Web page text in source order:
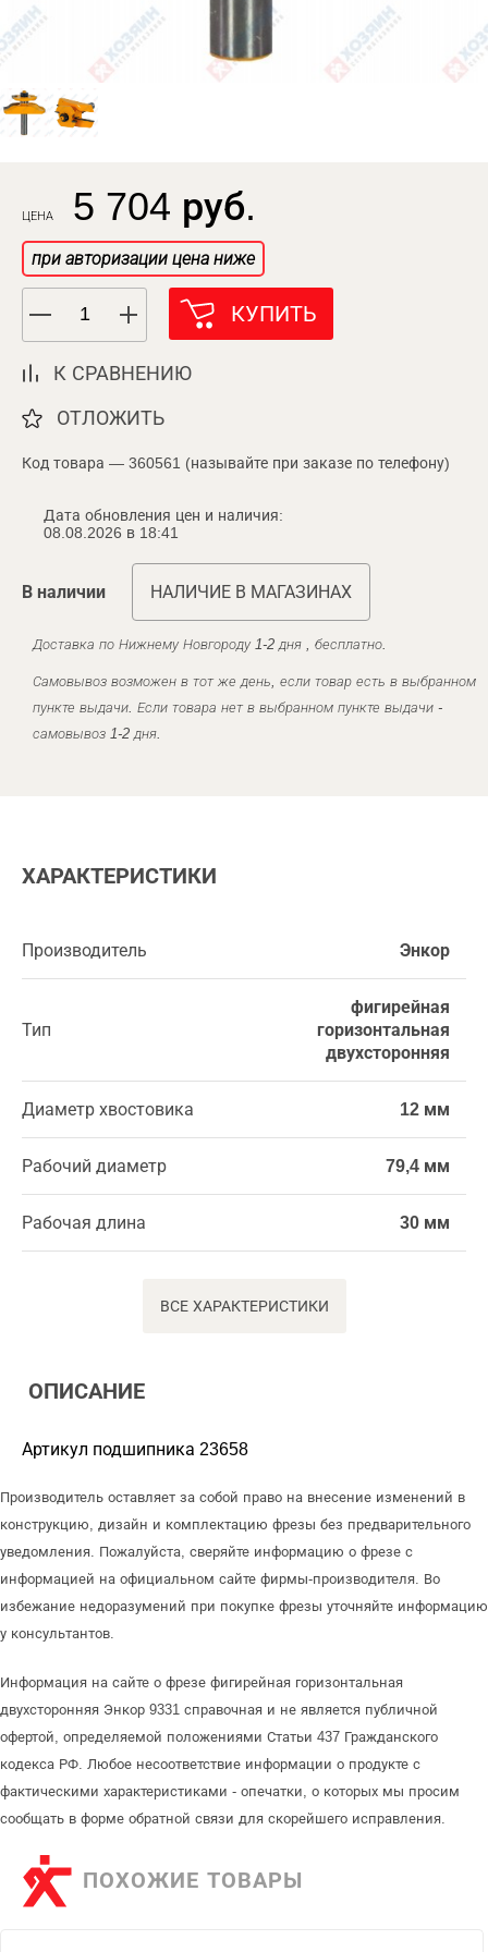
ЦЕНА 5 704 руб.
при авторизации цена ниже
КУПИТЬ
К СРАВНЕНИЮ
ОТЛОЖИТЬ
Код товара — 360561 (называйте при заказе по телефону)
Дата обновления цен и наличия:
08.08.2026 в 18:41
В наличии НАЛИЧИЕ В МАГАЗИНАХ
Доставка по Нижнему Новгороду 1-2 дня , бесплатно.
Самовывоз возможен в тот же день, если товар есть в выбранном
пункте выдачи. Если товара нет в выбранном пункте выдачи -
самовывоз 1-2 дня.
ХАРАКТЕРИСТИКИ
Производитель Энкор
Тип
фигирейная
горизонтальная
двухсторонняя
Диаметр хвостовика 12 мм
Рабочий диаметр 79,4 мм
Рабочая длина 30 мм
ВСЕ ХАРАКТЕРИСТИКИ
ОПИСАНИЕ
Артикул подшипника 23658
Производитель оставляет за собой право на внесение изменений в
конструкцию, дизайн и комплектацию фрезы без предварительного
уведомления. Пожалуйста, сверяйте информацию о фрезе с
информацией на официальном сайте фирмы-производителя. Во
избежание недоразумений при покупке фрезы уточняйте информацию
у консультантов.
Информация на сайте о фрезе фигирейная горизонтальная
двухсторонняя Энкор 9331 справочная и не является публичной
офертой, определяемой положениями Статьи 437 Гражданского
кодекса РФ. Любое несоответствие информации о продукте с
фактическими характеристиками - опечатки, о которых мы просим
сообщать в форме обратной связи для скорейшего исправления.
ПОХОЖИЕ ТОВАРЫ